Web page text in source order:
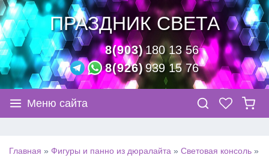
ПРАЗДНИК СВЕТА
8(903)180 13 56
8(926)939 15 76
Меню сайта
Главная » Фигуры и панно из дюралайта » Световая консоль »